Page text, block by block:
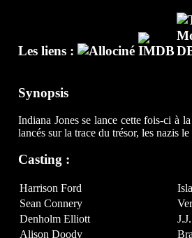
Les liens :
Synopsis
Indiana Jones se lance cette fois‐ci à
lancés sur la trace du trésor, les nazis
Casting :
Harrison Ford
Sean Connery
Denholm Elliott
Alison Doody